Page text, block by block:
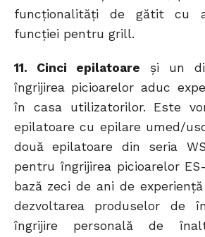
funcționalități de gătit cu
funcției pentru grill.
11. Cinci epilatoare şi un
îngrijirea picioarelor aduc
în casa utilizatorilor. Este
epilatoare cu epilare umed/
două epilatoare din seria
pentru îngrijirea picioarelor
bază zeci de ani de
dezvoltarea produselor de
îngrijire personală de